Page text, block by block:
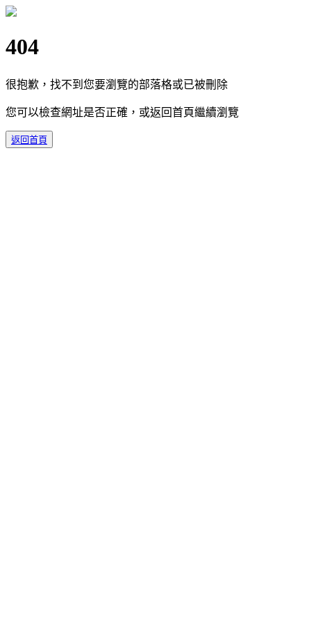
404
很抱歉，找不到您要瀏覽的部落格或已被刪除
您可以檢查網址是否正確，或返回首頁繼續瀏覽
返回首頁